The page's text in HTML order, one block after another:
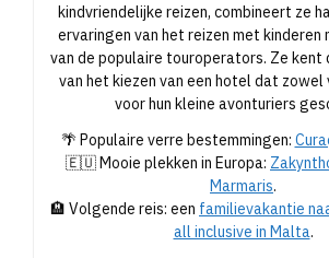
kindvriendelijke reizen, combineert ze
ervaringen van het reizen met kinderen
van de populaire touroperators. Ze kent
van het kiezen van een hotel dat zowel
voor hun kleine avonturiers
🌴 Populaire verre bestemmingen:
🇪🇺 Mooie plekken in Europa:
Marmaris.
🏨 Volgende reis: een familievakantie
all inclusive in Malta.